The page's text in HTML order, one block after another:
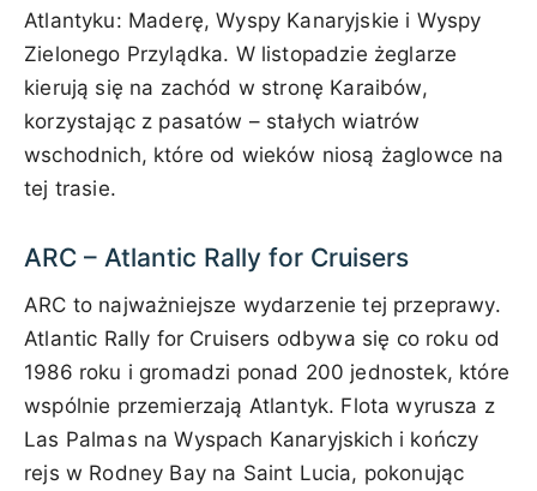
Atlantyku: Maderę, Wyspy Kanaryjskie i Wyspy
Zielonego Przylądka. W listopadzie żeglarze
kierują się na zachód w stronę Karaibów,
korzystając z pasatów – stałych wiatrów
wschodnich, które od wieków niosą żaglowce na
tej trasie.
ARC – Atlantic Rally for Cruisers
ARC to najważniejsze wydarzenie tej przeprawy.
Atlantic Rally for Cruisers odbywa się co roku od
1986 roku i gromadzi ponad 200 jednostek, które
wspólnie przemierzają Atlantyk. Flota wyrusza z
Las Palmas na Wyspach Kanaryjskich i kończy
rejs w Rodney Bay na Saint Lucia, pokonując